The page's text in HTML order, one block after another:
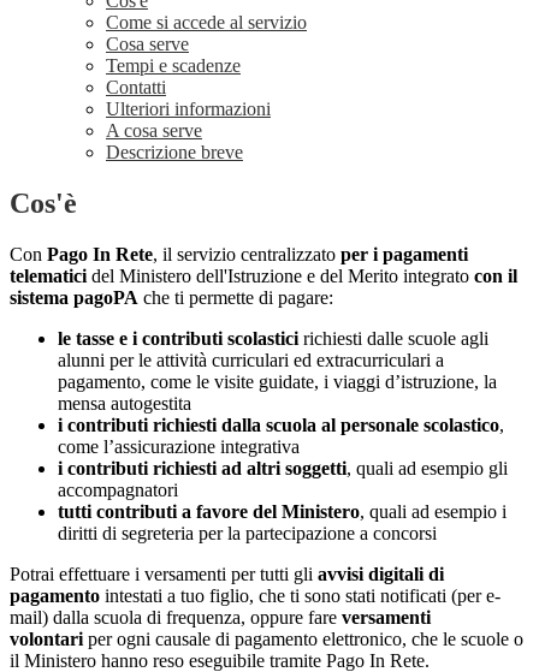
Come si accede al servizio
Cosa serve
Tempi e scadenze
Contatti
Ulteriori informazioni
A cosa serve
Descrizione breve
Cos'è
Con Pago In Rete, il servizio centralizzato per i pagamenti
telematici del Ministero dell'Istruzione e del Merito integrato con il
sistema pagoPA che ti permette di pagare:
le tasse e i contributi scolastici richiesti dalle scuole agli
alunni per le attività curriculari ed extracurriculari a
pagamento, come le visite guidate, i viaggi d’istruzione, la
mensa autogestita
i contributi richiesti dalla scuola al personale scolastico,
come l’assicurazione integrativa
i contributi richiesti ad altri soggetti, quali ad esempio gli
accompagnatori
tutti contributi a favore del Ministero, quali ad esempio i
diritti di segreteria per la partecipazione a concorsi
Potrai effettuare i versamenti per tutti gli avvisi digitali di
pagamento intestati a tuo figlio, che ti sono stati notificati (per e-
mail) dalla scuola di frequenza, oppure fare versamenti
volontari per ogni causale di pagamento elettronico, che le scuole o
il Ministero hanno reso eseguibile tramite Pago In Rete.